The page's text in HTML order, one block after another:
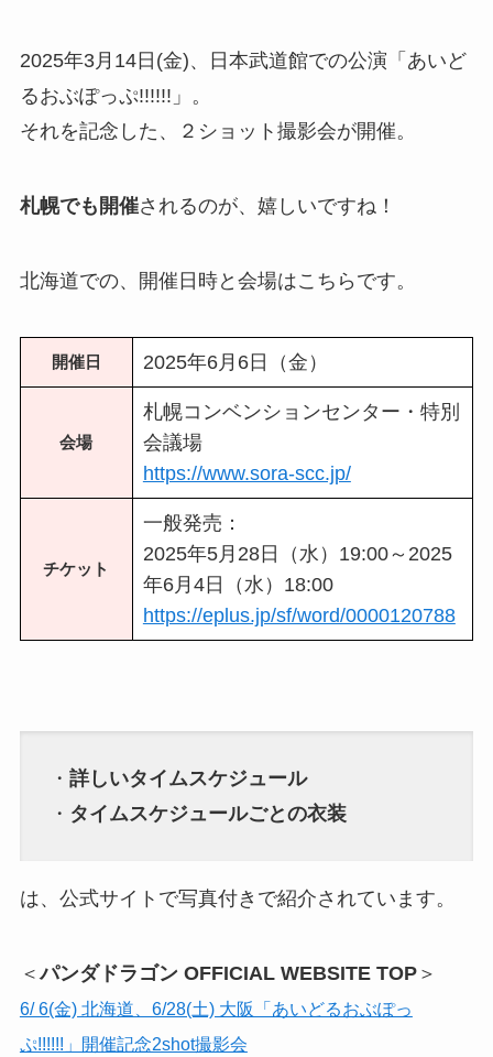
2025年3月14日(金)、日本武道館での公演「あいど
るおぶぽっぷ!!!!!!」。
それを記念した、２ショット撮影会が開催。
札幌でも開催されるのが、嬉しいですね！
北海道での、開催日時と会場はこちらです。
開催日 2025年6月6日（金）
会場
札幌コンベンションセンター・特別
会議場
https://www.sora-scc.jp/
チケット
一般発売：
2025年5月28日（水）19:00～2025
年6月4日（水）18:00
https://eplus.jp/sf/word/0000120788
・ 詳しいタイムスケジュール
・ タイムスケジュールごとの衣装
は、公式サイトで写真付きで紹介されています。
＜パンダドラゴン OFFICIAL WEBSITE TOP＞
6/ 6(金) 北海道、6/28(土) 大阪「あいどるおぶぽっ
ぷ!!!!!!」開催記念2shot撮影会